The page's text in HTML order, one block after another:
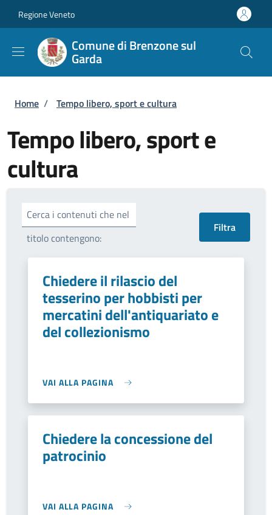
Regione Veneto
Comune di Brenzone sul
Garda
Briciole di pane
Home / Tempo libero, sport e cultura
Tempo libero, sport e
cultura
Cerca i contenuti che nel
titolo contengono:
Chiedere il rilascio del
tesserino per hobbisti per
mercatini dell'antiquariato e
del collezionismo
VAI ALLA PAGINA
Chiedere la concessione del
patrocinio
VAI ALLA PAGINA